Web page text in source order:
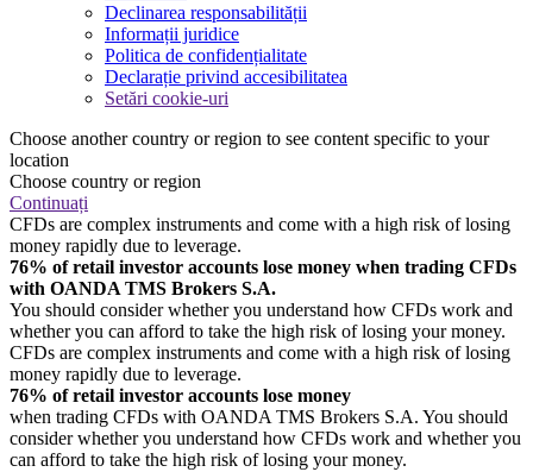
Declinarea responsabilității
Informații juridice
Politica de confidențialitate
Declarație privind accesibilitatea
Setări cookie-uri
Choose another country or region to see content specific to your
location
Choose country or region
Continuați
CFDs are complex instruments and come with a high risk of losing
money rapidly due to leverage.
76% of retail investor accounts lose money when trading CFDs
with OANDA TMS Brokers S.A.
You should consider whether you understand how CFDs work and
whether you can afford to take the high risk of losing your money.
CFDs are complex instruments and come with a high risk of losing
money rapidly due to leverage.
76% of retail investor accounts lose money
when trading CFDs with OANDA TMS Brokers S.A. You should
consider whether you understand how CFDs work and whether you
can afford to take the high risk of losing your money.